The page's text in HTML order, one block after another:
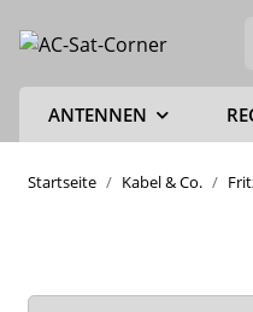
ANTENNEN
Startseite Kabel & Co.